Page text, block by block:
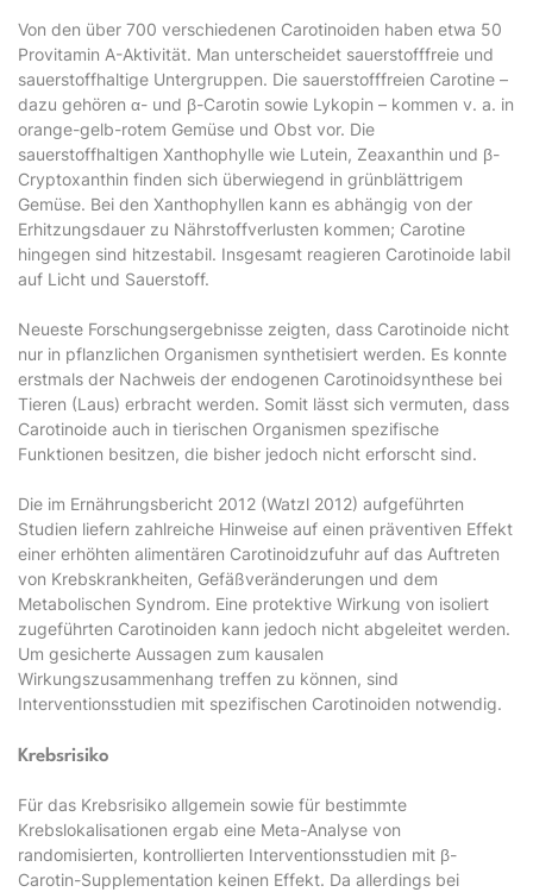
Von den über 700 verschiedenen Carotinoiden haben etwa 50
Provitamin A-Aktivität. Man unterscheidet sauerstofffreie und
sauerstoffhaltige Untergruppen. Die sauerstofffreien Carotine –
dazu gehören α- und β-Carotin sowie Lykopin – kommen v. a. in
orange-gelb-rotem Gemüse und Obst vor. Die
sauerstoffhaltigen Xanthophylle wie Lutein, Zeaxanthin und β-
Cryptoxanthin finden sich überwiegend in grünblättrigem
Gemüse. Bei den Xanthophyllen kann es abhängig von der
Erhitzungsdauer zu Nährstoffverlusten kommen; Carotine
hingegen sind hitzestabil. Insgesamt reagieren Carotinoide labil
auf Licht und Sauerstoff.
Neueste Forschungsergebnisse zeigten, dass Carotinoide nicht
nur in pflanzlichen Organismen synthetisiert werden. Es konnte
erstmals der Nachweis der endogenen Carotinoidsynthese bei
Tieren (Laus) erbracht werden. Somit lässt sich vermuten, dass
Carotinoide auch in tierischen Organismen spezifische
Funktionen besitzen, die bisher jedoch nicht erforscht sind.
Die im Ernährungsbericht 2012 (Watzl 2012) aufgeführten
Studien liefern zahlreiche Hinweise auf einen präventiven Effekt
einer erhöhten alimentären Carotinoidzufuhr auf das Auftreten
von Krebskrankheiten, Gefäßveränderungen und dem
Metabolischen Syndrom. Eine protektive Wirkung von isoliert
zugeführten Carotinoiden kann jedoch nicht abgeleitet werden.
Um gesicherte Aussagen zum kausalen
Wirkungszusammenhang treffen zu können, sind
Interventionsstudien mit spezifischen Carotinoiden notwendig.
Krebsrisiko
Für das Krebsrisiko allgemein sowie für bestimmte
Krebslokalisationen ergab eine Meta-Analyse von
randomisierten, kontrollierten Interventionsstudien mit β-
Carotin-Supplementation keinen Effekt. Da allerdings bei